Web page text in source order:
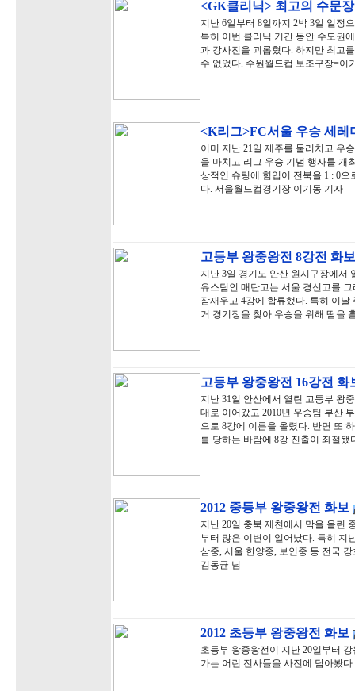
<GK클리닉> 최고의 수문
지난 6일부터 8일까지 2박 3일 일정
특히 이번 클리닉 기간 동안 수도권
과 강사진을 괴롭혔다. 하지만 최고
수 없었다. 수원월드컵 보조구장=이
<K리그>FC서울 우승 세레
이미 지난 21일 제주를 물리치고 우
을 마치고 리그 우승 기념 행사를 개
상적인 슈팅에 힘입어 전북을 1 : 0
다. 서울월드컵경기장 이기동 기자
고등부 왕중왕전 8강전 화
지난 3일 경기도 안산 원시구장에서
유스팀인 매탄고는 서울 경신고를
잠재우고 4강에 합류했다. 특히 이
거 경기장을 찾아 우승을 위해 땀을
고등부 왕중왕전 16강전 화
지난 31일 안산에서 열린 고등부 왕
대로 이어갔고 2010년 우승팀 부산
으로 8강에 이름을 올렸다. 반면 또
를 당하는 바람에 8강 진출이 좌절
2012 중등부 왕중왕전 화보
지난 20일 충북 제천에서 막을 올린
부터 많은 이변이 일어났다. 특히 지
삼중, 서울 한양중, 보인중 등 전국
김동균 님
2012 초등부 왕중왕전 화보
초등부 왕중왕전이 지난 20일부터
가는 어린 전사들을 사진에 담아봤